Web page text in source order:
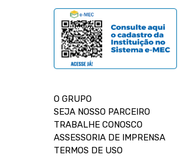
O GRUPO
SEJA NOSSO PARCEIRO
TRABALHE CONOSCO
ASSESSORIA DE IMPRENSA
TERMOS DE USO